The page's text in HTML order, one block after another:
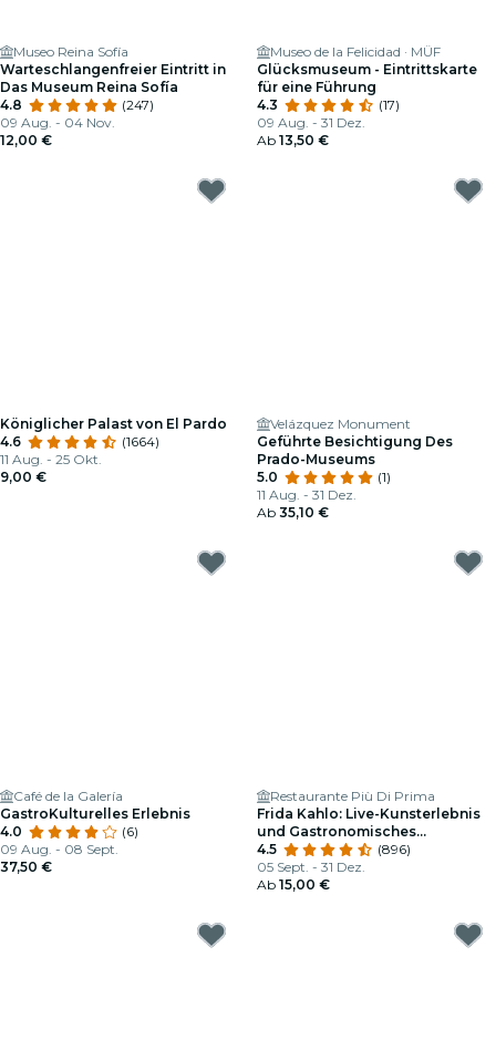
Museo Reina Sofía
Warteschlangenfreier Eintritt in
Das Museum Reina Sofía
4.8
(247)
09 Aug. - 04 Nov.
12,00 €
Museo de la Felicidad · MÜF
Glücksmuseum - Eintrittskarte
für eine Führung
4.3
(17)
09 Aug. - 31 Dez.
Ab 13,50 €
Königlicher Palast von El Pardo
4.6
(1664)
11 Aug. - 25 Okt.
9,00 €
Velázquez Monument
Geführte Besichtigung Des
Prado-Museums
5.0
(1)
11 Aug. - 31 Dez.
Ab 35,10 €
Café de la Galería
GastroKulturelles Erlebnis
4.0
(6)
09 Aug. - 08 Sept.
37,50 €
Restaurante Più Di Prima
Frida Kahlo: Live-Kunsterlebnis
und Gastronomisches
Schaufenster
4.5
(896)
05 Sept. - 31 Dez.
Ab 15,00 €